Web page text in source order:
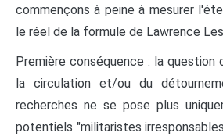
commençons à peine à mesurer
le réel de la formule de Lawrence
Première conséquence : la question
la circulation et/ou du
recherches ne se pose plus
potentiels "militaristes